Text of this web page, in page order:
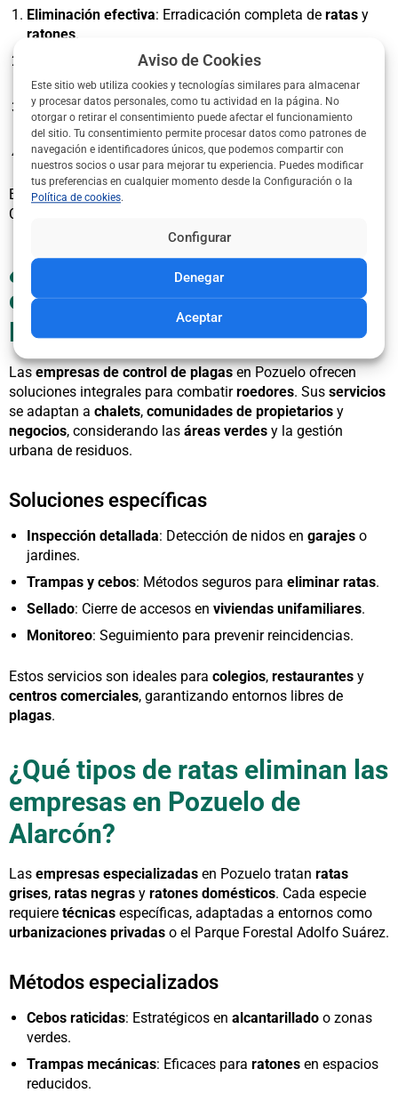
Aviso de Cookies
Este sitio web utiliza cookies y tecnologías similares para almacenar
y procesar datos personales, como tu actividad en la página. No
otorgar o retirar el consentimiento puede afectar el funcionamiento
del sitio. Tu consentimiento permite procesar datos como patrones de
navegación e identificadores únicos, que podemos compartir con
nuestros socios o usar para mejorar tu experiencia. Puedes modificar
tus preferencias en cualquier momento desde la Configuración o la
Política de cookies.
Aceptar
Denegar
Configurar
Eliminación efectiva: Erradicación completa de ratas y
ratones.
: Planes para evitar nuevas plagas en
jardines.
Ahorro: Evita reparaciones costosas por daños
estructurales.
Tranquilidad: Espacios seguros para familias y clientes.
En restaurantesy
Contacta con
¿Qué servicios ofrecen las
empresas de desratización en
Pozuelo de Alarcón?
Lasempresas de control de plagasen Pozuelo ofrecen
soluciones integrales para combatirroedores. Sus servicios
se adaptan a chalets, comunidades de propietarios y
negocios, considerando las áreas verdes y la gestión
urbana de residuos.
Soluciones específicas
Inspección detallada: Detección de nidos en garajes o
jardines.
Trampas y cebos: Métodos seguros para eliminar ratas.
Sellado: Cierre de accesos en viviendas unifamiliares.
Monitoreo: Seguimiento para prevenir reincidencias.
Estos servicios son ideales para colegios, restaurantes y
centros comerciales, garantizando entornos libres de
plagas.
¿Qué tipos de ratas eliminan las
empresas en Pozuelo de
Alarcón?
Las empresas especializadas en Pozuelo tratan ratas
grises, ratas negras y ratones domésticos. Cada especie
requiere técnicas específicas, adaptadas a entornos como
urbanizaciones privadas o el Parque Forestal Adolfo Suárez.
Métodos especializados
Cebos raticidas: Estratégicos en alcantarillado o zonas
verdes.
Trampas mecánicas: Eficaces para ratones en espacios
reducidos.